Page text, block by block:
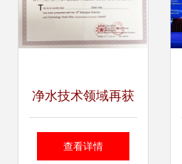
净水技术领域再获
殊荣 青年编委陈嫣
查看详情